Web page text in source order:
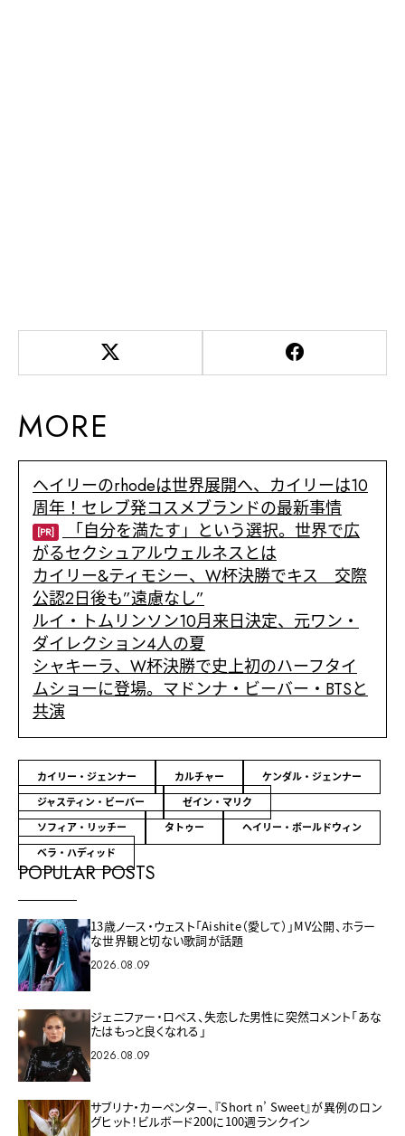
MORE
ヘイリーのrhodeは世界展開へ、カイリーは10
周年！セレブ発コスメブランドの最新事情
[PR]
「自分を満たす」という選択。世界で広
がるセクシュアルウェルネスとは
カイリー&ティモシー、W杯決勝でキス 交際
公認2日後も”遠慮なし”
ルイ・トムリンソン10月来日決定、元ワン・
ダイレクション4人の夏
シャキーラ、W杯決勝で史上初のハーフタイ
ムショーに登場。マドンナ・ビーバー・BTSと
共演
カイリー・ジェンナー カルチャー
ケンダル・ジェンナー
ジャスティン・ビーバー
ゼイン・マリク
ソフィア・リッチー
タトゥー
ヘイリー・ボールドウィン
ベラ・ハディッド
POPULAR POSTS
13歳ノース・ウェスト「Aishite（愛して）」MV公開、ホラー
な世界観と切ない歌詞が話題
2026.08.09
ジェニファー・ロペス、失恋した男性に突然コメント「あな
たはもっと良くなれる」
2026.08.09
サブリナ・カーペンター、『Short n’ Sweet』が異例のロン
グヒット！ビルボード200に100週ランクイン